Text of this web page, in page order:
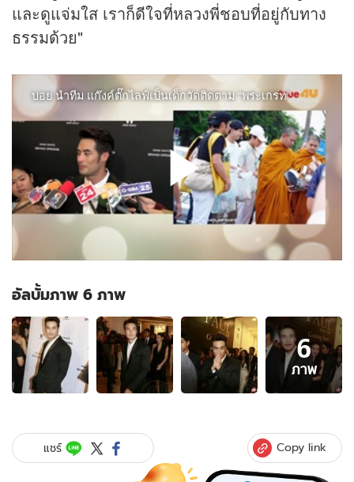
และดูแจ่มใส เราก็ดีใจที่หลวงพี่ชอบที่อยู่กับทาง
ธรรมด้วย"
อัลบั้มภาพ 6 ภาพ
อัลบั้ม
ภาพ
6
ภาพ
ของ
เปิด
ใจ
6
ภาพ
แชร์ Copy link